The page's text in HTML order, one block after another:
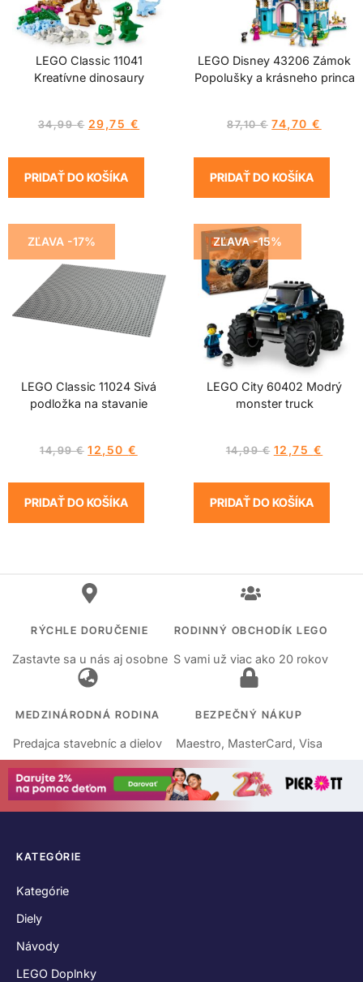
LEGO Classic 11041
Kreatívne dinosaury
34,99€ 29,75 €
PRIDAŤ DO KOŠÍKA
LEGO Disney 43206 Zámok
Popolušky a krásneho princa
87,10€ 74,70€
PRIDAŤ DO KOŠÍKA
ZĽAVA -17%
LEGO Classic 11024 Sivá
podložka na stavanie
14,99€ 12,50€
PRIDAŤ DO KOŠÍKA
ZĽAVA -15%
LEGO City 60402 Modrý
monster truck
14,99€ 12,75 €
PRIDAŤ DO KOŠÍKA
RÝCHLE DORUČENIE
Zastavte sa u nás aj osobne
RODINNÝ OBCHODÍK LEGO
S vami už viac ako 20 rokov
MEDZINÁRODNÁ RODINA
Predajca stavebníc a dielov
BEZPEČNÝ NÁKUP
Maestro, MasterCard, Visa
KATEGÓRIE
Kategórie
Diely
Návody
LEGO Doplnky